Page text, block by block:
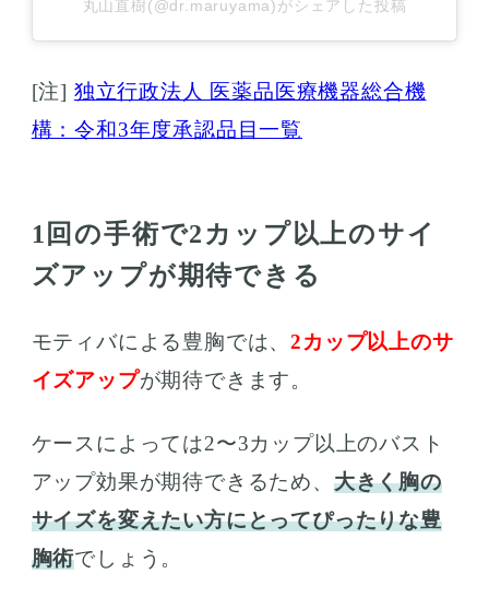
丸山直樹(@dr.maruyama)がシェアした投稿
[注] 独立行政法人 医薬品医療機器総合機
構：令和3年度承認品目一覧
1回の手術で2カップ以上のサイ
ズアップが期待できる
モティバによる豊胸では、2カップ以上のサ
イズアップが期待できます。
ケースによっては2〜3カップ以上のバスト
アップ効果が期待できるため、 大きく胸の
サイズを変えたい方にとってぴったりな豊
胸術でしょう。